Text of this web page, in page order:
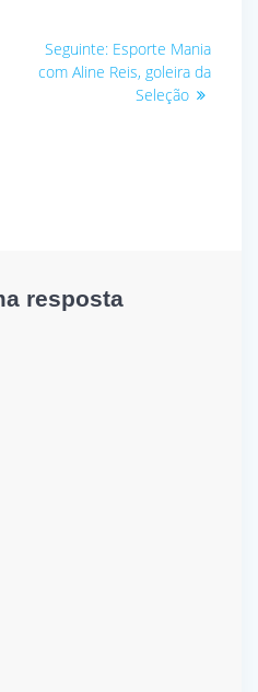
Seguinte: Post
seguinte:
Esporte Mania
com Aline Reis, goleira da
Seleção
resposta